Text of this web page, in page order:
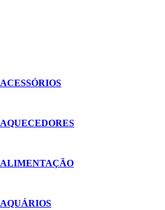
ACESSÓRIOS
AQUECEDORES
ALIMENTAÇÃO
AQUÁRIOS